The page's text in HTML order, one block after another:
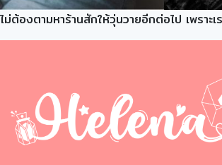
ไม่ต้องตามหาร้านสักให้วุ่นวายอีกต่อไป เพร